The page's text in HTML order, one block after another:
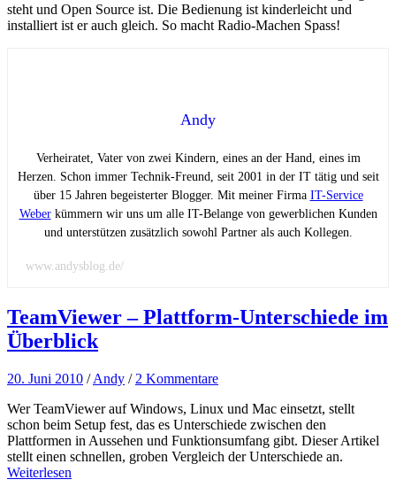
steht und Open Source ist. Die Bedienung ist kinderleicht und
installiert ist er auch gleich. So macht Radio-Machen Spass!
Andy
Verheiratet, Vater von zwei Kindern, eines an der Hand, eines im
Herzen. Schon immer Technik-Freund, seit 2001 in der IT tätig und seit
über 15 Jahren begeisterter Blogger. Mit meiner Firma IT-Service
Weberkümmern wir uns um alle IT-Belange von gewerblichen Kunden
und unterstützen zusätzlich sowohl Partner als auch Kollegen.
www.andysblog.de/
TeamViewer – Plattform-Unterschiede im
Überblick
20. Juni 2010 /Andy / 2 Kommentare
Wer TeamViewer auf Windows, Linux und Mac einsetzt, stellt
schon beim Setup fest, das es Unterschiede zwischen den
Plattformen in Aussehen und Funktionsumfang gibt. Dieser Artikel
stellt einen schnellen, groben Vergleich der Unterschiede an.
Weiterlesen